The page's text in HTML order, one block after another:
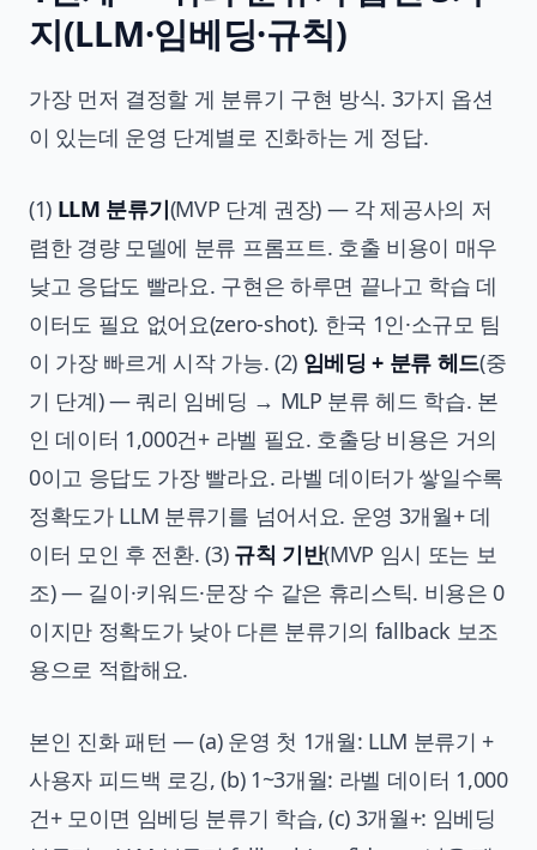
지(LLM·임베딩·규칙)
가장 먼저 결정할 게 분류기 구현 방식. 3가지 옵션
이 있는데 운영 단계별로 진화하는 게 정답.
(1) LLM 분류기(MVP 단계 권장) — 각 제공사의 저
렴한 경량 모델에 분류 프롬프트. 호출 비용이 매우
낮고 응답도 빨라요. 구현은 하루면 끝나고 학습 데
이터도 필요 없어요(zero-shot). 한국 1인·소규모 팀
이 가장 빠르게 시작 가능. (2) 임베딩 + 분류 헤드(중
기 단계) — 쿼리 임베딩 → MLP 분류 헤드 학습. 본
인 데이터 1,000건+ 라벨 필요. 호출당 비용은 거의
0이고 응답도 가장 빨라요. 라벨 데이터가 쌓일수록
정확도가 LLM 분류기를 넘어서요. 운영 3개월+ 데
이터 모인 후 전환. (3) 규칙 기반(MVP 임시 또는 보
조) — 길이·키워드·문장 수 같은 휴리스틱. 비용은 0
이지만 정확도가 낮아 다른 분류기의 fallback 보조
용으로 적합해요.
본인 진화 패턴 — (a) 운영 첫 1개월: LLM 분류기 +
사용자 피드백 로깅, (b) 1~3개월: 라벨 데이터 1,000
건+ 모이면 임베딩 분류기 학습, (c) 3개월+: 임베딩